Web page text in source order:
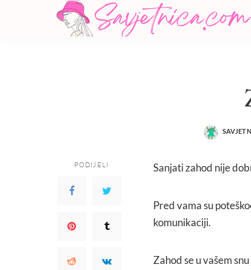
POSTED
PODIJELI Sanjati zahod nije
Pred vama su
komunikaciji.
Zahod se u vašem